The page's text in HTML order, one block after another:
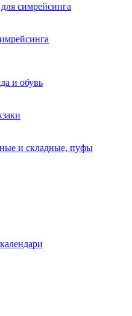
симрейсинга
и обувь
и складные, пуфы